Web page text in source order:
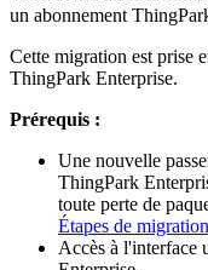
un abonnement
Cette migration est prise
ThingPark Enterprise.
Prérequis :
Une nouvelle
ThingPark
toute perte de
Étapes de migration
Accès à l'interface